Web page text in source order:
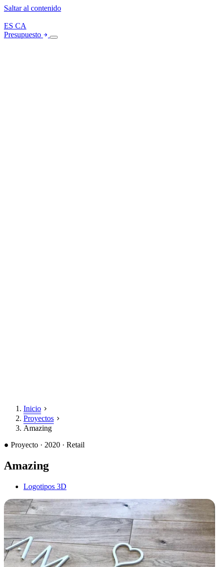
Saltar al contenido
ES CA
Presupuesto
Inicio
Proyectos
Amazing
● Proyecto · 2020 · Retail
Amazing
Logotipos 3D